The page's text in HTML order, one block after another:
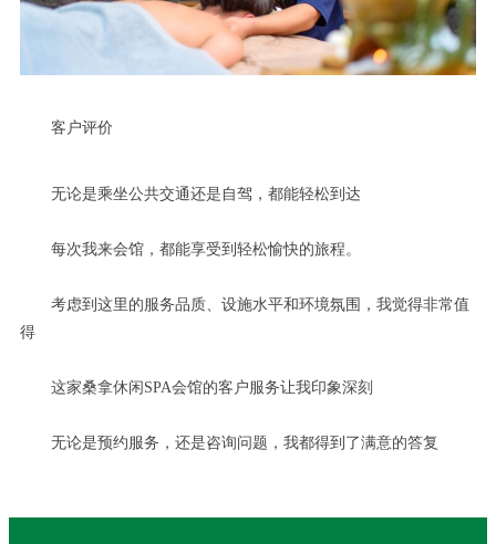
客户评价
无论是乘坐公共交通还是自驾，都能轻松到达
每次我来会馆，都能享受到轻松愉快的旅程。
考虑到这里的服务品质、设施水平和环境氛围，我觉得非常值
得
这家桑拿休闲SPA会馆的客户服务让我印象深刻
无论是预约服务，还是咨询问题，我都得到了满意的答复